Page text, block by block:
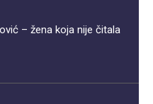
– žena koja nije čitala